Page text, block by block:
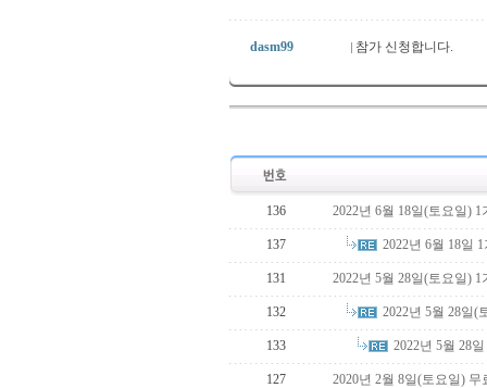
dasm99 참가 신청합니다.
136 2022년 6월 18일(토요일)
137 2022년 6월 18일
131 2022년 5월 28일(토요일)
132 2022년 5월 28일(
133 2022년 5월 28
127 2020년 2월 8일(토요일)